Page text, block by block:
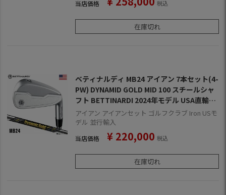
当店価格 税込
在庫切れ
ベティナルディ MB24 アイアン 7本セット(4-
PW) DYNAMID GOLD MID 100 スチールシャ
フト BETTINARDI 2024年モデル USA直輸入
品
アイアン アイアンセット ゴルフクラブ Iron USモ
デル 並行輸入
当店価格 ¥ 220,000 税込
在庫切れ